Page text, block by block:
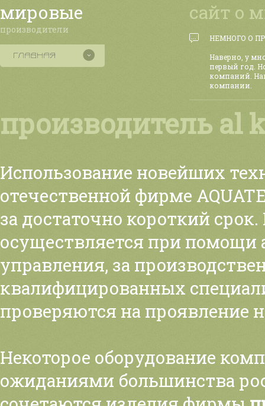
мировые
производители
сайт о
НЕМНОГО О
Наверно, у
первый год.
компаний.
компании.
производитель al
Использование новейших
отечественной фирме
за достаточно короткий
осуществляется при помощи
управления, за
квалифицированных
проверяются на проявление
Некоторое оборудование
ожиданиями большинства